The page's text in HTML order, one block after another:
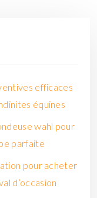
efficaces
équines
wahl pour
parfaite
pour acheter
d’occasion